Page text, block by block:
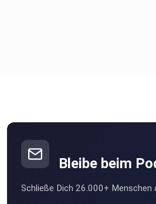
Bleibe beim
Schließe Dich 26.000+ Menschen